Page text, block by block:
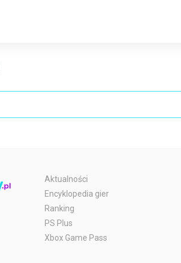
Aktualności
Encyklopedia gier
Ranking
PS Plus
Xbox Game Pass